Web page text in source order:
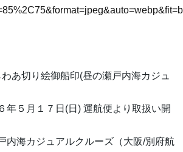
あ切り絵御船印(昼の瀬戸内海カジュ
年５月１７日(日) 運航便より取扱い開
内海カジュアルクルーズ（大阪/別府航